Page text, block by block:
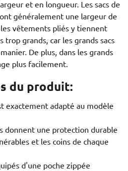
et en longueur. Les sacs de
généralement une largeur de
vêtements pliés y tiennent
trop grands, car les grands sacs
De plus, dans les grands
plus facilement.
du produit:
exactement adapté au modèle
donnent une protection durable
et les coins de chaque
d'une poche zippée